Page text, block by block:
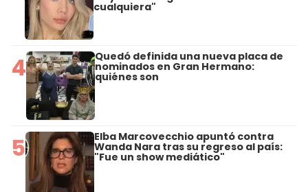
cualquiera"
4 Quedó definida una nueva placa de
nominados en Gran Hermano:
quiénes son
5 Elba Marcovecchio apuntó contra
Wanda Nara tras su regreso al país:
"Fue un show mediático"